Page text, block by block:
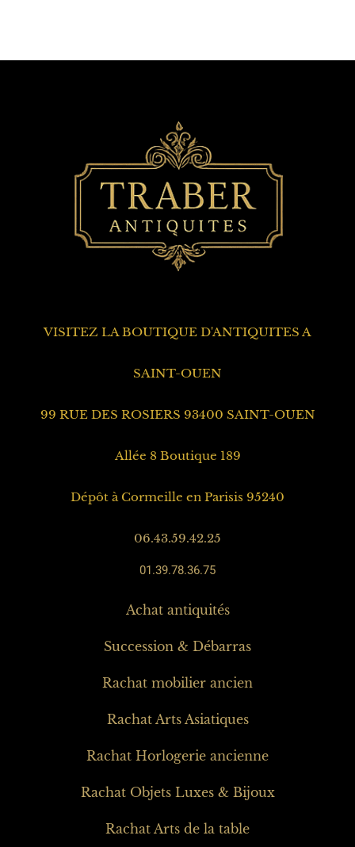
VISITEZ LA BOUTIQUE D'ANTIQUITES A
SAINT-OUEN
99 RUE DES ROSIERS 93400 SAINT-OUEN
Allée 8 Boutique 189
Dépôt à Cormeille en Parisis 95240
06.43.59.42.25
01.39.78.36.75
Achat antiquités
Succession & Débarras
Rachat mobilier ancien
Rachat Arts Asiatiques
Rachat Horlogerie ancienne
Rachat Objets Luxes & Bijoux
Rachat Arts de la table